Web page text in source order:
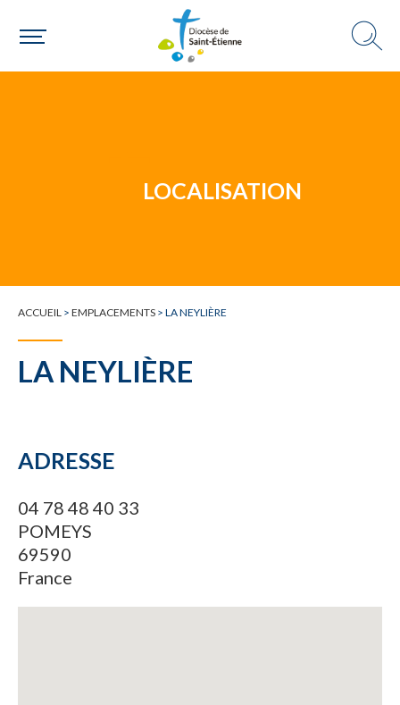
LOCALISATION
ACCUEIL > EMPLACEMENTS > LA NEYLIÈRE
LA NEYLIÈRE
ADRESSE
04 78 48 40 33
POMEYS
69590
France